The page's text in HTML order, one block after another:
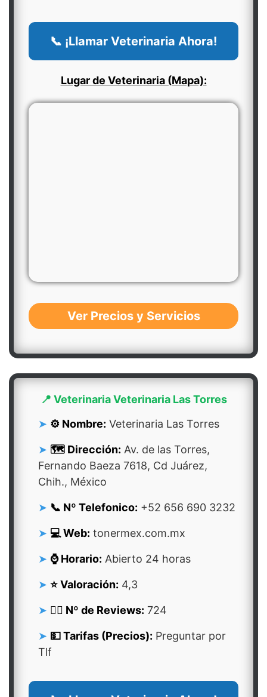
📞 ¡Llamar Veterinaria Ahora!
Lugar de Veterinaria (Mapa):
Ver Precios y Servicios
📍 Veterinaria Veterinaria Las Torres
⚙️ Nombre: Veterinaria Las Torres
🗺️ Dirección: Av. de las Torres,
Fernando Baeza 7618, Cd Juárez,
Chih., México
📞 Nº Telefonico: +52 656 690 3232
💻 Web: tonermex.com.mx
⌚ Horario: Abierto 24 horas
⭐ Valoración: 4,3
👍🏻 Nº de Reviews: 724
💵 Tarifas (Precios): Preguntar por
Tlf